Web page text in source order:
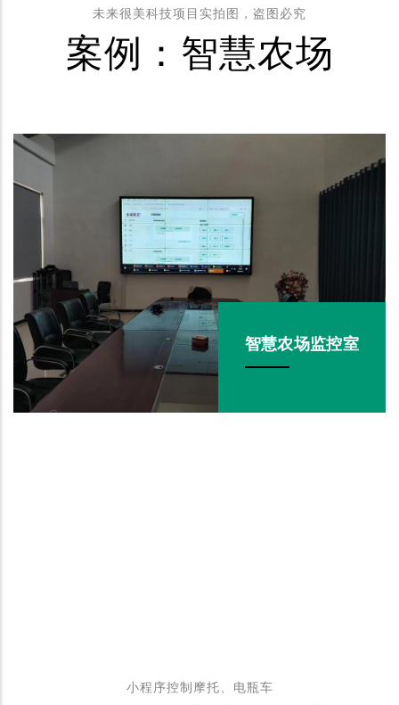
未来很美科技项目实拍图，盗图必究
案例：智慧农场
智慧农场监控室
小程序控制摩托、电瓶车